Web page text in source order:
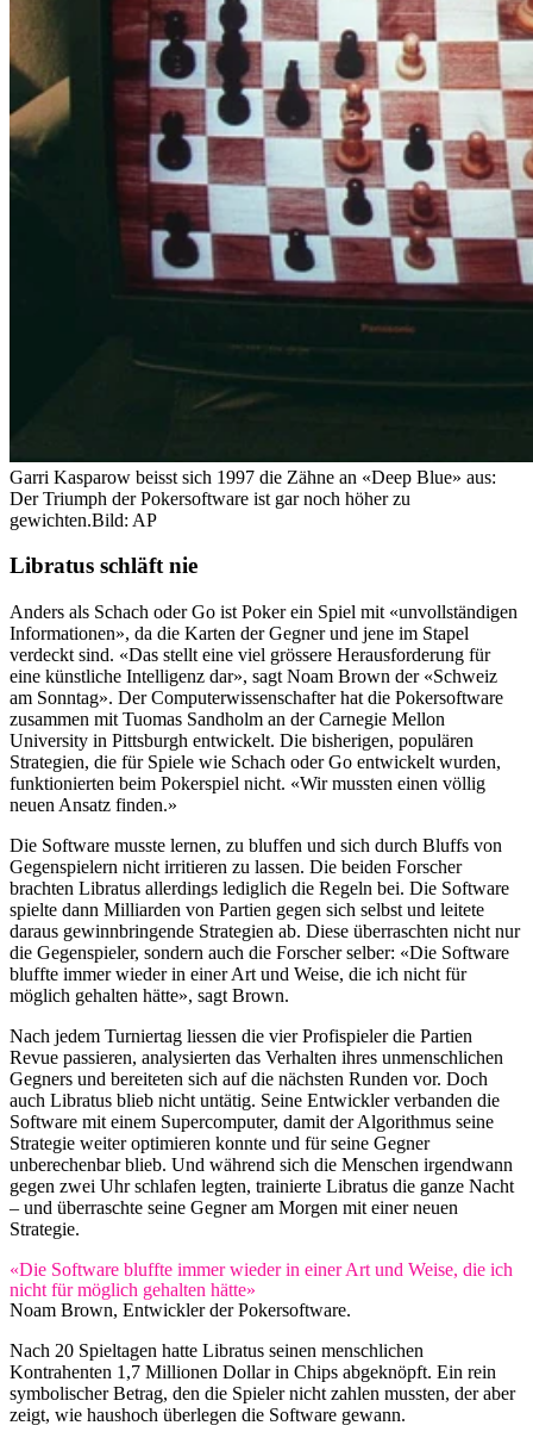
Garri Kasparow beisst sich 1997 die Zähne an «Deep Blue» aus:
Der Triumph der Pokersoftware ist gar noch höher zu
gewichten.Bild: AP
Libratus schläft nie
Anders als Schach oder Go ist Poker ein Spiel mit «unvollständigen
Informationen», da die Karten der Gegner und jene im Stapel
verdeckt sind. «Das stellt eine viel grössere Herausforderung für
eine künstliche Intelligenz dar», sagt Noam Brown der «Schweiz
am Sonntag». Der Computerwissenschafter hat die Pokersoftware
zusammen mit Tuomas Sandholm an der Carnegie Mellon
University in Pittsburgh entwickelt. Die bisherigen, populären
Strategien, die für Spiele wie Schach oder Go entwickelt wurden,
funktionierten beim Pokerspiel nicht. «Wir mussten einen völlig
neuen Ansatz finden.»
Die Software musste lernen, zu bluffen und sich durch Bluffs von
Gegenspielern nicht irritieren zu lassen. Die beiden Forscher
brachten Libratus allerdings lediglich die Regeln bei. Die Software
spielte dann Milliarden von Partien gegen sich selbst und leitete
daraus gewinnbringende Strategien ab. Diese überraschten nicht nur
die Gegenspieler, sondern auch die Forscher selber: «Die Software
bluffte immer wieder in einer Art und Weise, die ich nicht für
möglich gehalten hätte», sagt Brown.
Nach jedem Turniertag liessen die vier Profispieler die Partien
Revue passieren, analysierten das Verhalten ihres unmenschlichen
Gegners und bereiteten sich auf die nächsten Runden vor. Doch
auch Libratus blieb nicht untätig. Seine Entwickler verbanden die
Software mit einem Supercomputer, damit der Algorithmus seine
Strategie weiter optimieren konnte und für seine Gegner
unberechenbar blieb. Und während sich die Menschen irgendwann
gegen zwei Uhr schlafen legten, trainierte Libratus die ganze Nacht
– und überraschte seine Gegner am Morgen mit einer neuen
Strategie.
«Die Software bluffte immer wieder in einer Art und Weise, die ich
nicht für möglich gehalten hätte»
Noam Brown, Entwickler der Pokersoftware.
Nach 20 Spieltagen hatte Libratus seinen menschlichen
Kontrahenten 1,7 Millionen Dollar in Chips abgeknöpft. Ein rein
symbolischer Betrag, den die Spieler nicht zahlen mussten, der aber
zeigt, wie haushoch überlegen die Software gewann.